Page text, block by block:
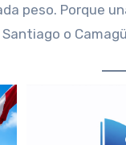
peso. Porque
o